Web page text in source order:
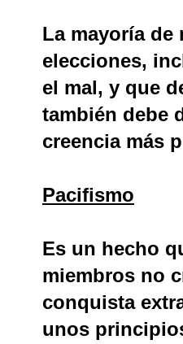
La mayoría
elecciones,
el mal, y que
también debe
creencia más
Pacifismo
Es un hecho
miembros no
conquista
unos